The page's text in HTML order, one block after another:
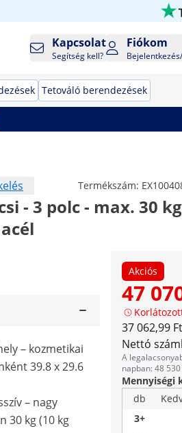
Kapcsolat
Segítség kell?
Fiókom
Tetováló berendezések
Termékszám:
- 3 polc - max. 30
Akciós
47
37 062,99
Nettó
A
napban: 48 530
Mennyiségi
db
3+
– kozmetikai
39.8 x 29.6
– nagy
30 kg (10 kg